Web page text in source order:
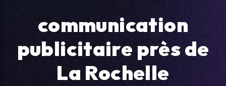
communication
publicitaire près de
La Rochelle